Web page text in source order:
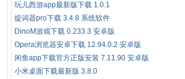
玩儿西游app最新版下载 1.0.1
提词器pro下载 3.4.8 系统软件
DinoM游戏下载 0.233.3 安卓版
Opera浏览器安卓下载 12.94.0.2 安卓版
闲鱼app下载官方正版安装 7.11.90 安卓版
小米桌面下载最新版 3.8.0